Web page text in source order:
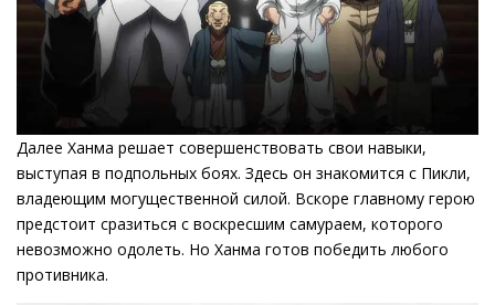
Далее Ханма решает совершенствовать свои навыки,
выступая в подпольных боях. Здесь он знакомится с Пикли,
владеющим могущественной силой. Вскоре главному герою
предстоит сразиться с воскресшим самураем, которого
невозможно одолеть. Но Ханма готов победить любого
противника.